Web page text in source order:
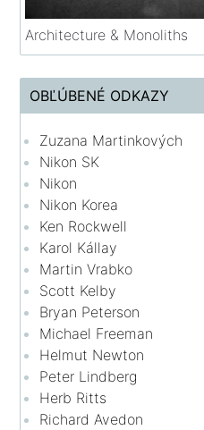
Architecture & Monoliths
OBĽÚBENÉ ODKAZY
Zuzana Martinkových
Nikon SK
Nikon
Nikon Korea
Ken Rockwell
Karol Kállay
Martin Vrabko
Scott Kelby
Bryan Peterson
Michael Freeman
Helmut Newton
Peter Lindberg
Herb Ritts
Richard Avedon